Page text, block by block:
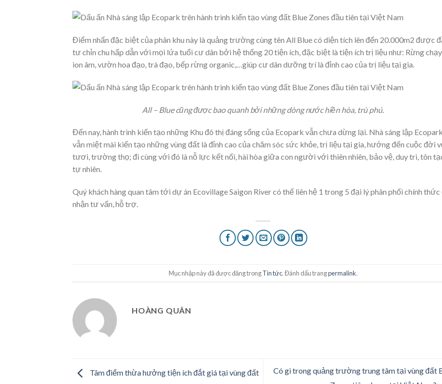
Điểm nhấn đặc biệt của phân khu này là quảng trường cùng tên All Blue có diện tích lên đến 20.000m2 được
tư chỉn chu hấp dẫn với mọi lứa tuổi cư dân bởi hệ thống 20 tiện ích, đặc biệt là tiện ích trị liệu như: Rừng chạy
ion âm, vườn hoa đạo, trà đạo, bếp rừng organic,…giúp cư dân dưỡng trí là đỉnh cao của trị liệu tại gia.
All – Blue cũng được bao quanh bởi những dòng nước hiền hòa, trù phú.
Đến nay, hành trình kiến tạo những Khu đô thị đáng sống của Ecopark vẫn chưa dừng lại. Nhà sáng lập Ecopark
vẫn miệt mài kiến tạo những vùng đất là đỉnh cao của chăm sóc sức khỏe, trị liệu tại gia, hướng đến cuộc đời
tươi, trường thọ; đi cùng với đó là nỗ lực kết nối, hài hòa giữa con người với thiên nhiên, bảo vệ, duy trì, tôn
tự nhiên.
Quý khách hàng quan tâm tới dự án Ecovillage Saigon River có thể liên hệ 1 trong 5 đại lý phân phối chính thức
nhận tư vấn, hỗ trợ.
Mục nhập này đã được đăng trongTin tức. Đánh dấu trangpermalink.
HOÀNG QUÂN
Tâm điểm thừa hưởng tiện ích đắt giá tại vùng đất
Có gì trong quảng trường trung tâm tại vùng đất